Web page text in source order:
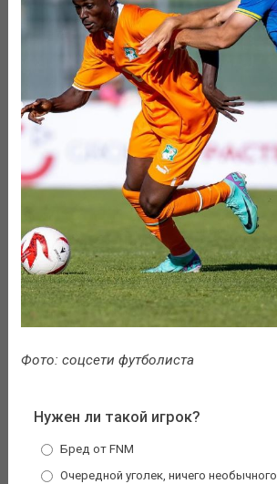
Фото: соцсети футболиста
Нужен ли такой игрок?
Бред от FNM
Очередной уголек, ничего необычного